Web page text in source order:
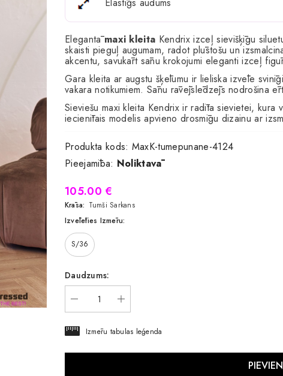
Elegantāmaxi kleita Kendrix izceļ sievišķīgu
skaisti pieguļ augumam, radot plūstošu un
akcentu, savukārt sānu krokojumi eleganti izceļ
Gara kleita ar augstu šķēlumu ir lieliska izvēle
vakara notikumiem. Sānu rāvējslēdzējs nodrošina
Sieviešu maxi kleita Kendrix ir radīta sievietei, kura
iecienītais modelis apvieno drosmīgu dizainu ar
Produkta kods: MaxK-tumepunane-4124
Pieejamība: Noliktavā
105.00 €
Krāsa: Tumši Sarkans
Izvēlēties Izmēru:
S/36
Daudzums:
Izmēru tabulas leģenda